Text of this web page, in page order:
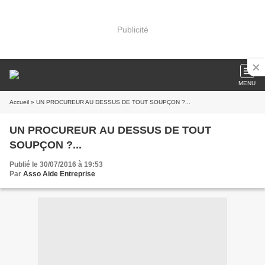
Publicité
MENU
Accueil » UN PROCUREUR AU DESSUS DE TOUT SOUPÇON ?...
UN PROCUREUR AU DESSUS DE TOUT
SOUPÇON ?...
Publié le 30/07/2016 à 19:53
Par Asso Aide Entreprise